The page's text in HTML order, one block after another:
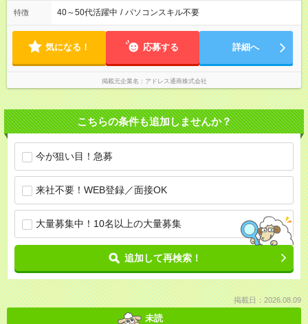
特徴 40～50代活躍中 / パソコンスキル不要
気になる！ 応募する 詳細へ
掲載元企業名 アドレス通商株式会社
こちらの条件も追加しませんか？
今が狙い目！急募
来社不要！WEB登録／面接OK
大量募集中！10名以上の大量募集
追加して再検索！
掲載日：2026.08.09
未読